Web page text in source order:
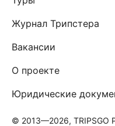
Журнал Трипстера
Вакансии
О проекте
Юридические
© 2013—2026, TRIPSGO